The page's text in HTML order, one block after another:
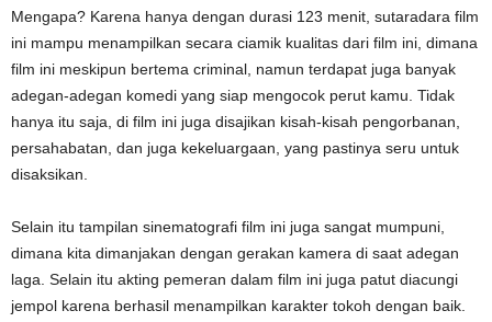
Mengapa? Karena hanya dengan durasi 123 menit, sutaradara film
ini mampu menampilkan secara ciamik kualitas dari film ini, dimana
film ini meskipun bertema criminal, namun terdapat juga banyak
adegan-adegan komedi yang siap mengocok perut kamu. Tidak
hanya itu saja, di film ini juga disajikan kisah-kisah pengorbanan,
persahabatan, dan juga kekeluargaan, yang pastinya seru untuk
disaksikan.
Selain itu tampilan sinematografi film ini juga sangat mumpuni,
dimana kita dimanjakan dengan gerakan kamera di saat adegan
laga. Selain itu akting pemeran dalam film ini juga patut diacungi
jempol karena berhasil menampilkan karakter tokoh dengan baik.